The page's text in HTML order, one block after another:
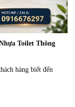
Toilet Thông
hàng biết đến